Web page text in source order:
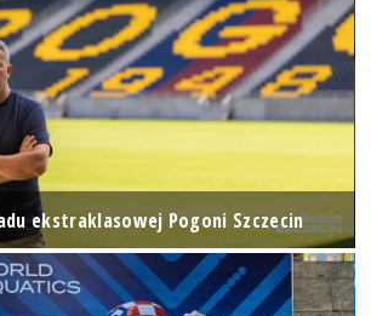
ekstraklasowej Pogoni Szczecin